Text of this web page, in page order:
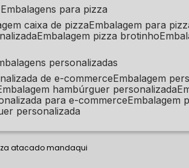
embalagens para pizza
caixa de pizza embalagem para
embalagem pizza brotinho
personalizadas
de e-commerce
embalagem
embalagem hambúrguer personalizada
para e-commerce
embalagem
personalizada
atacado mandaqui